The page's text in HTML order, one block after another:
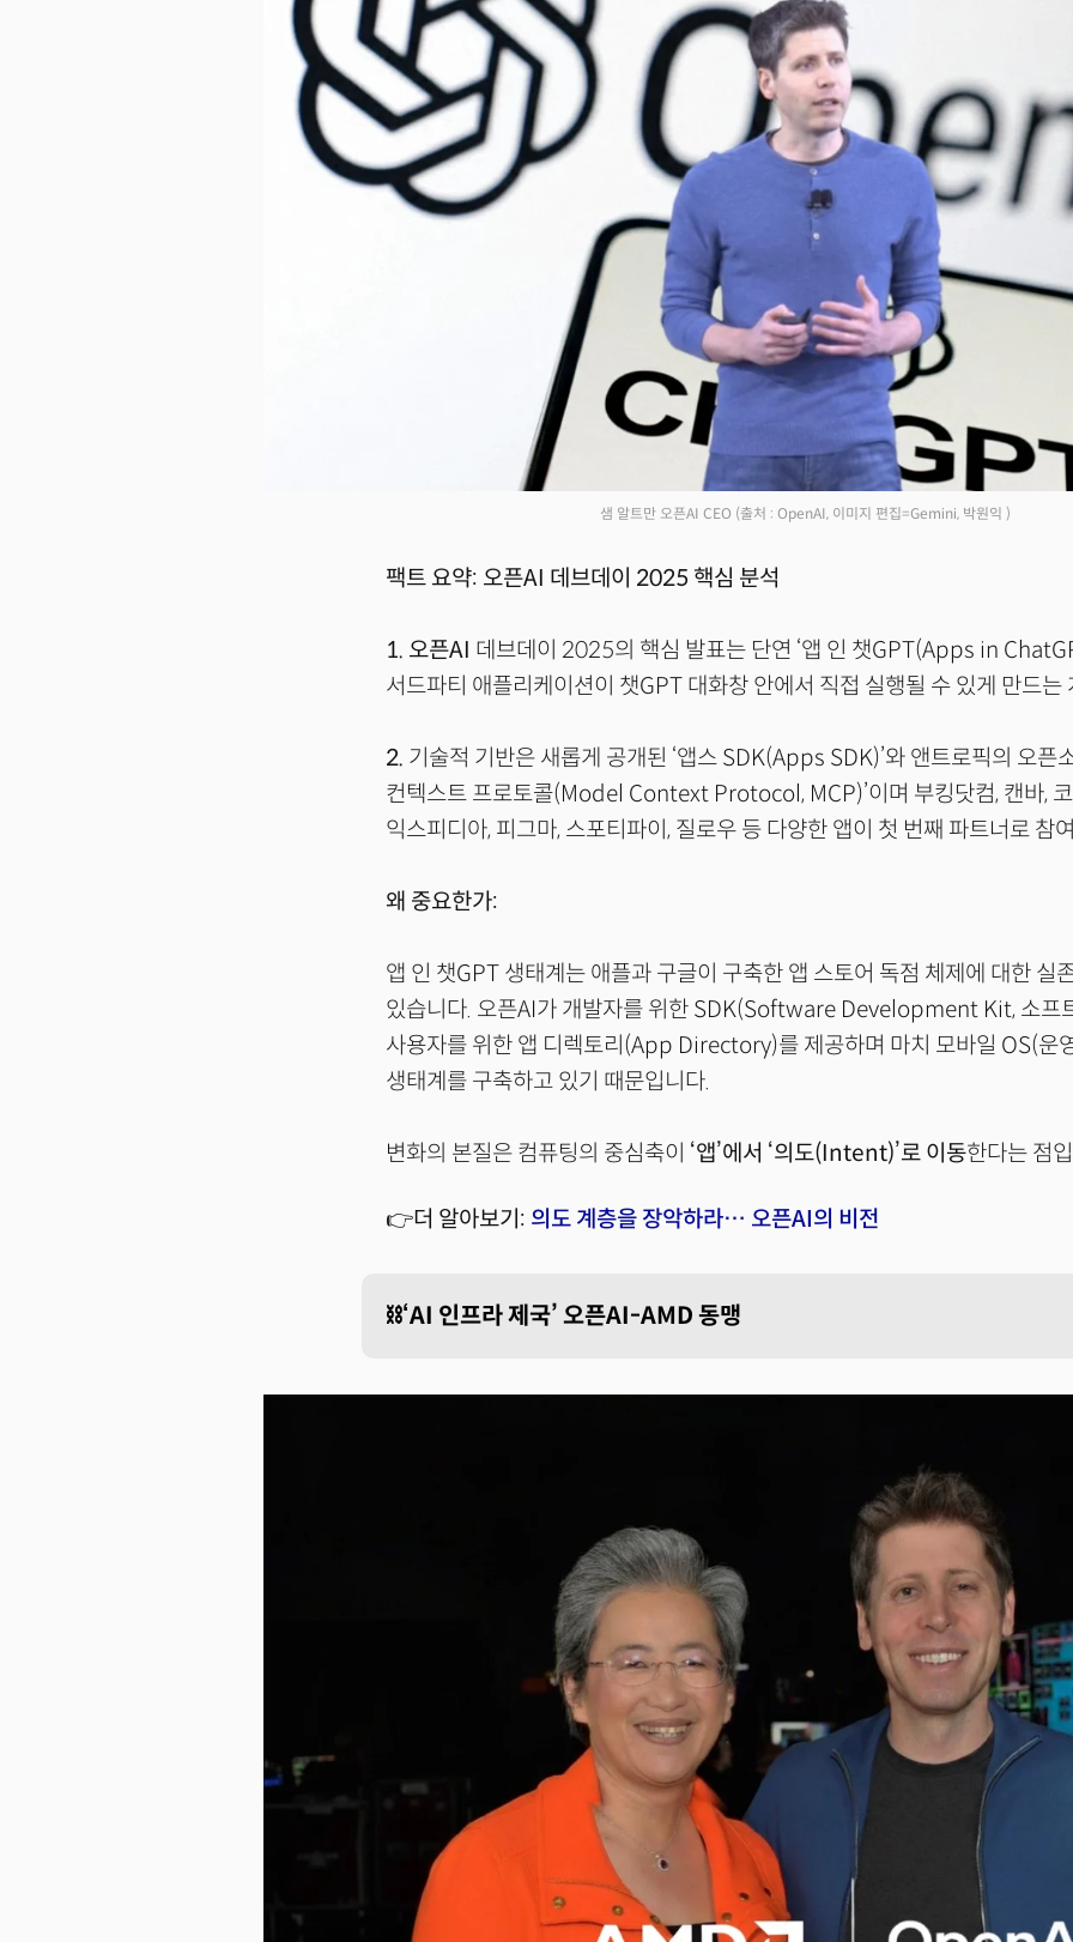
샘 알트만 오픈AI CEO (출처 : OpenAI, 이미지 편집=Gemini, 박원익 )
팩트 요약: 오픈AI 데브데이 2025 핵심 분석
1. 오픈AI 데브데이 2025의 핵심 발표는 단연 ‘앱 인 챗GPT(Apps in
서드파티 애플리케이션이 챗GPT 대화창 안에서 직접 실행될 수 있게 만드는
2. 기술적 기반은 새롭게 공개된 ‘앱스 SDK(Apps SDK)’와 앤트로픽의 오픈
컨텍스트 프로토콜(Model Context Protocol, MCP)’이며 부킹닷컴, 캔바,
익스피디아, 피그마, 스포티파이, 질로우 등 다양한 앱이 첫 번째 파트너로 참
왜 중요한가:
앱 인 챗GPT 생태계는 애플과 구글이 구축한 앱 스토어 독점 체제에 대한 실
있습니다. 오픈AI가 개발자를 위한 SDK(Software Development Kit, 소프
사용자를 위한 앱 디렉토리(App Directory)를 제공하며 마치 모바일 OS(운
생태계를 구축하고 있기 때문입니다.
변화의 본질은 컴퓨팅의 중심축이 ‘앱’에서 ‘의도(Intent)’로 이동한다는 점
👉더 알아보기: 의도 계층을 장악하라… 오픈AI의 비전
⛓️‘AI 인프라 제국’ 오픈AI-AMD 동맹